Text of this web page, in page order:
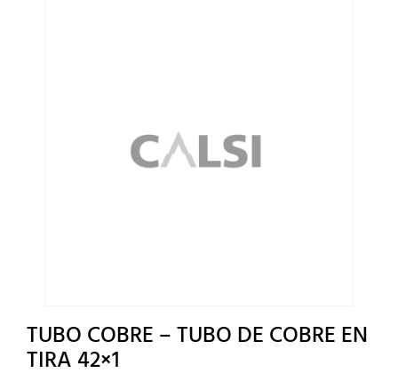
TUBO COBRE – TUBO DE COBRE EN
TIRA 42×1